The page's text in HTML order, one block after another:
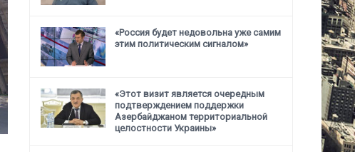
«Россия будет недовольна уже самим
этим политическим сигналом»
«Этот визит является очередным
подтверждением поддержки
Азербайджаном территориальной
целостности Украины»